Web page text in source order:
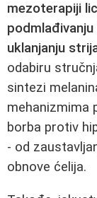
mezoterapiji
podmlađivanju
uklanjanju
odabiru
sintezi
mehanizmima
borba protiv
- od
obnove ćelija.